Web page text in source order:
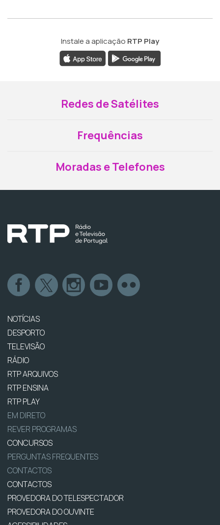
Instale a aplicação RTP Play
Redes de Satélites
Frequências
Moradas e Telefones
NOTÍCIAS
DESPORTO
TELEVISÃO
RÁDIO
RTP ARQUIVOS
RTP ENSINA
RTP PLAY
EM DIRETO
REVER PROGRAMAS
CONCURSOS
PERGUNTAS FREQUENTES
CONTACTOS
CONTACTOS
PROVEDORA DO TELESPECTADOR
PROVEDORA DO OUVINTE